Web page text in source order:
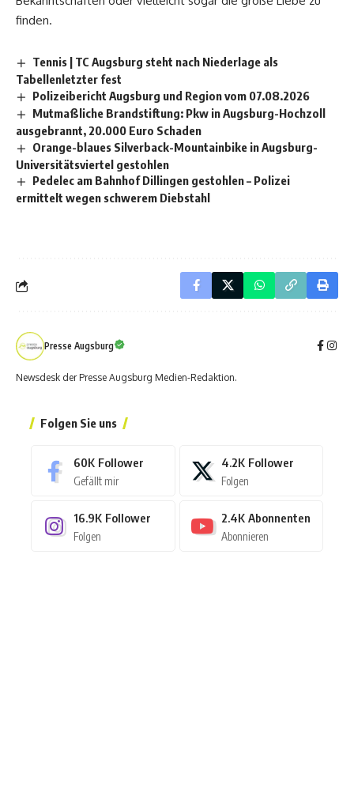
finden.
Tennis | TC Augsburg steht nach Niederlage als
Tabellenletzter fest
Polizeibericht Augsburg und Region vom 07.08.2026
Mutmaßliche Brandstiftung: Pkw in Augsburg-Hochzoll
ausgebrannt, 20.000 Euro Schaden
Orange-blaues Silverback-Mountainbike in Augsburg-
Universitätsviertel gestohlen
Pedelec am Bahnhof Dillingen gestohlen – Polizei
ermittelt wegen schwerem Diebstahl
Presse Augsburg
Newsdesk der Presse Augsburg Medien-Redaktion.
Folgen Sie uns
60K Follower
Gefällt mir
4.2K Follower
Folgen
16.9K Follower
Folgen
2.4K Abonnenten
Abonnieren